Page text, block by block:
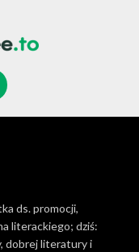
ds. promocji,
literackiego; dziś:
dobrej literatury i